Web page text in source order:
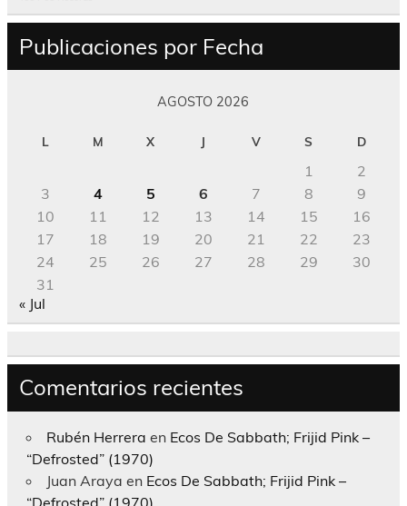
Publicaciones por Fecha
AGOSTO 2026
L M X J V S D
1
2
3
4 5 6 7 8
9
10
11 12 13 14 15
16
17
18 19 20 21 22
23
24
25 26 27 28 29
30
31
« Jul
Comentarios recientes
Rubén Herrera en Ecos De Sabbath; Frijid Pink –
“Defrosted” (1970)
Juan Araya en Ecos De Sabbath; Frijid Pink –
“Defrosted” (1970)